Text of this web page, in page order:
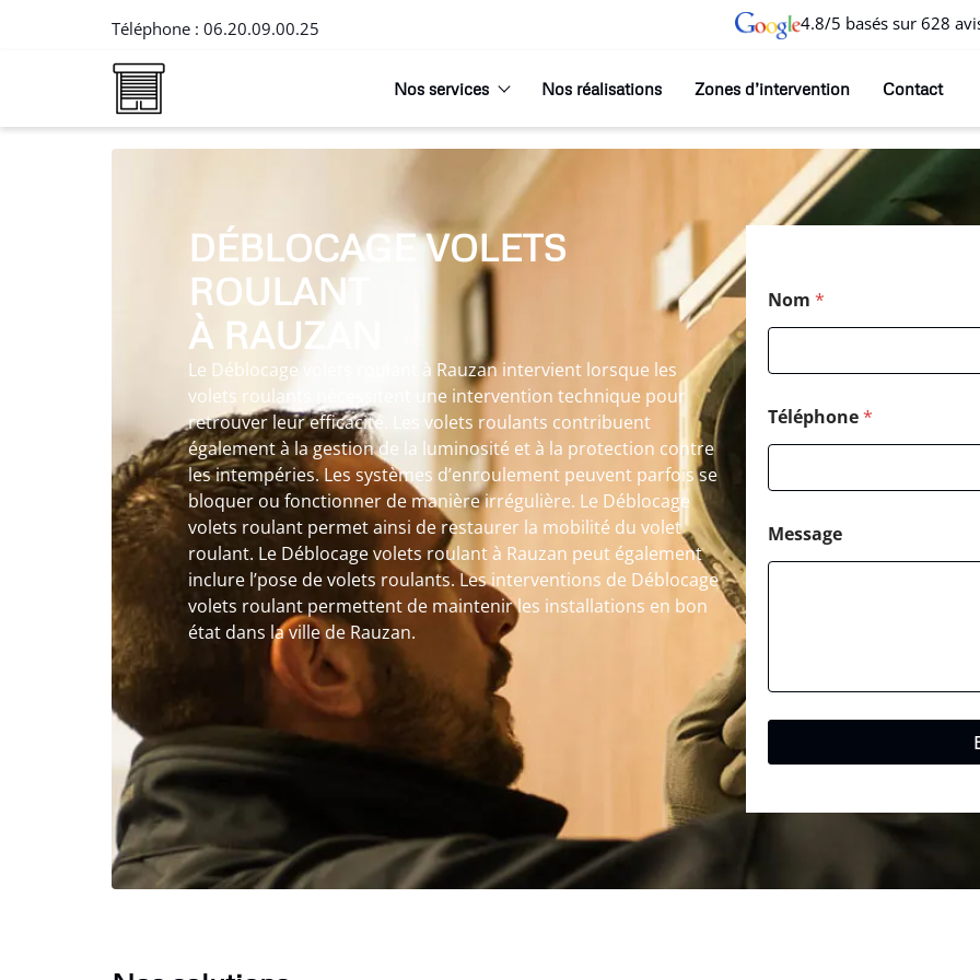
Téléphone : 06.20.09.00.25 4.8/5 basés sur 628
Nos services Nos réalisations Zones d’intervention Contact
DÉBLOCAGE VOLETS
ROULANT
À RAUZAN
Le Déblocage volets roulant à Rauzan intervient lorsque les
volets roulants nécessitent une intervention technique pour
retrouver leur efficacité. Les volets roulants contribuent
également à la gestion de la luminosité et à la protection contre
les intempéries. Les systèmes d’enroulement peuvent parfois se
bloquer ou fonctionner de manière irrégulière. Le Déblocage
volets roulant permet ainsi de restaurer la mobilité du volet
roulant. Le Déblocage volets roulant à Rauzan peut également
inclure l’pose de volets roulants. Les interventions de Déblocage
volets roulant permettent de maintenir les installations en bon
état dans la ville de Rauzan.
Nom *
Téléphone*
Message